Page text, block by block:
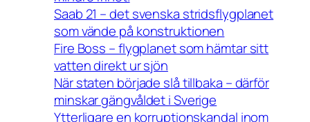
Saab 21 – det svenska stridsflygplanet
som vände på konstruktionen
Fire Boss – flygplanet som hämtar sitt
vatten direkt ur sjön
När staten började slå tillbaka – därför
minskar gängvåldet i Sverige
Ytterligare en korruptionskandal inom